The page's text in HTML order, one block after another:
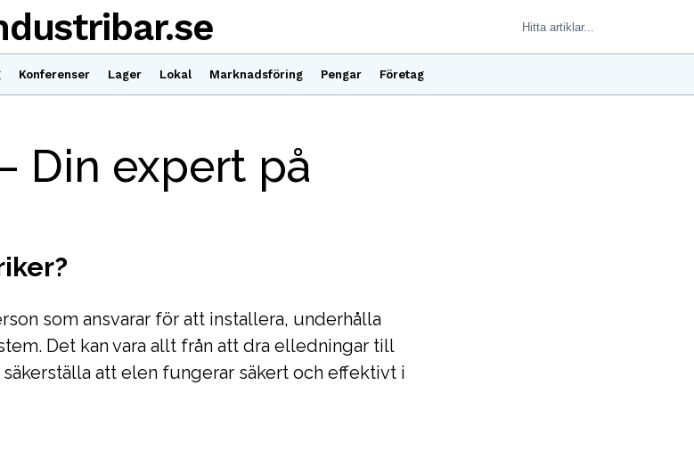
Konferenser Lager Lokal Marknadsföring Pengar Företag
Din expert på
som ansvarar för att installera, underhålla
Det kan vara allt från att dra elledningar till
att elen fungerar säkert och effektivt i